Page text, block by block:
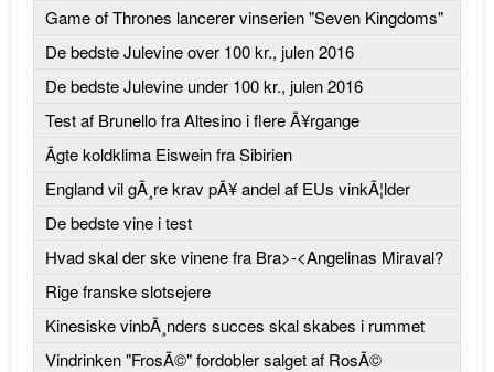
Game of Thrones lancerer vinserien "Seven Kingdoms"
De bedste Julevine over 100 kr., julen 2016
De bedste Julevine under 100 kr., julen 2016
Test af Brunello fra Altesino i flere Ã¥rgange
Ãgte koldklima Eiswein fra Sibirien
England vil gÃ¸re krav pÃ¥ andel af EUs vinkÃ¦lder
De bedste vine i test
Hvad skal der ske vinene fra Bra>-<Angelinas Miraval?
Rige franske slotsejere
Kinesiske vinbÃ¸nders succes skal skabes i rummet
Vindrinken "FrosÃ©" fordobler salget af RosÃ©